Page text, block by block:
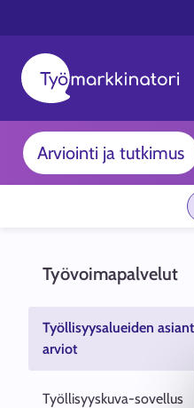
Arviointi ja tutkimus
Työvoimapalvelut
Työllisyysalueiden
arviot
Työllisyyskuva-sovellus